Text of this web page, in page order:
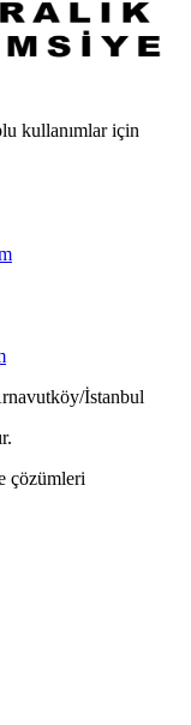
kullanımlar için
İstanbul
çözümleri